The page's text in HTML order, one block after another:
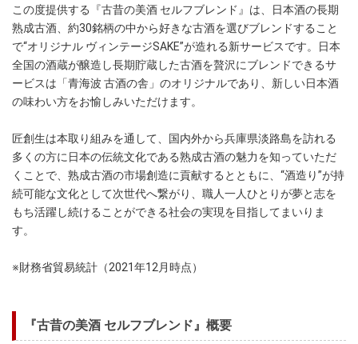
この度提供する『古昔の美酒 セルフブレンド』は、日本酒の長期
熟成古酒、約30銘柄の中から好きな古酒を選びブレンドすること
で“オリジナル ヴィンテージSAKE”が造れる新サービスです。日本
全国の酒蔵が醸造し長期貯蔵した古酒を贅沢にブレンドできるサ
ービスは「青海波 古酒の舎」のオリジナルであり、新しい日本酒
の味わい方をお愉しみいただけます。
匠創生は本取り組みを通して、国内外から兵庫県淡路島を訪れる
多くの方に日本の伝統文化である熟成古酒の魅力を知っていただ
くことで、熟成古酒の市場創造に貢献するとともに、“酒造り”が持
続可能な文化として次世代へ繋がり、職人一人ひとりが夢と志を
もち活躍し続けることができる社会の実現を目指してまいりま
す。
※財務省貿易統計（2021年12月時点）
『古昔の美酒 セルフブレンド』概要